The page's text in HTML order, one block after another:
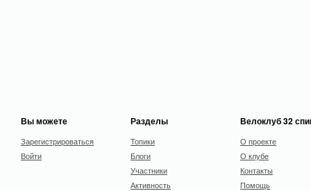
Вы можете
Зарегистрироваться
Войти
Разделы
Топики
Блоги
Участники
Активность
Велоклуб 32
О проекте
О клубе
Контакты
Помощь